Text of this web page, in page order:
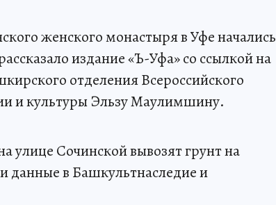
женского монастыря в Уфе начались
издание «Ъ-Уфа» со ссылкой на
отделения Всероссийского
и культуры Эльзу Маулимшину.
улице Сочинской вывозят грунт на
в Башкультнаследие и